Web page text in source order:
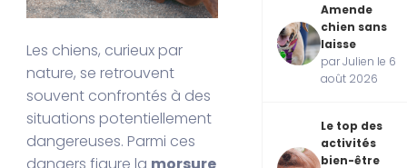
Les chiens, curieux par
nature, se retrouvent
souvent confrontés à des
situations potentiellement
dangereuses. Parmi ces
dangers figure la morsure
Amende
chien sans
laisse
par Julien le 6
août 2026
Le top des
activités
bien-être